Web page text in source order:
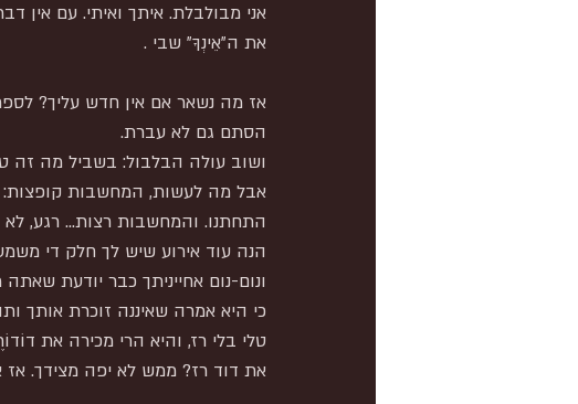
אני מבולבלת. איתך ואיתי. עם אין
את ה"אֵינְךָ" שבי .
אז מה נשאר אם אין חדש עליך?
הסתם גם לא עברת.
ושוב עולה הבלבול: בשביל מה זה
אבל מה לעשות, המחשבות קופצות:
התחתנו. והמחשבות רצות... רגע, לא
הנה עוד אירוע שיש לך חלק די
ונום-נום אחייניתך כבר יודעת
כי היא אמרה שאיננה זוכרת
טלי בלי רז, והיא הרי מכירה את
את דוד רז? ממש לא יפה מצידך. אז